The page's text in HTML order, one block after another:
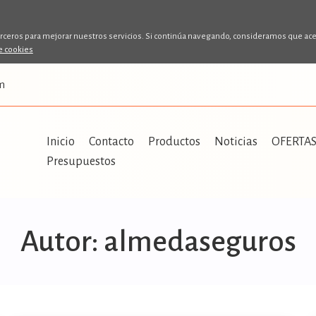
para mejorar nuestros servicios. Si continúa navegando, consideramos que
cookies
Inicio Contacto Productos Noticias OFERTAS
Presupuestos
Autor: almedaseguros